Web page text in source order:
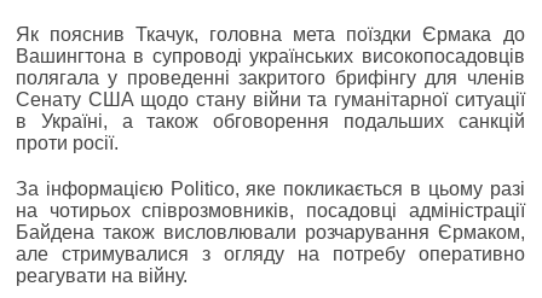
Як пояснив Ткачук, головна мета поїздки Єрмака до
Вашингтона в супроводі українських високопосадовців
полягала у проведенні закритого брифінгу для членів
Сенату США щодо стану війни та гуманітарної ситуації
в Україні, а також обговорення подальших санкцій
проти росії.
За інформацією Politico, яке покликається в цьому разі
на чотирьох співрозмовників, посадовці адміністрації
Байдена також висловлювали розчарування Єрмаком,
але стримувалися з огляду на потребу оперативно
реагувати на війну.